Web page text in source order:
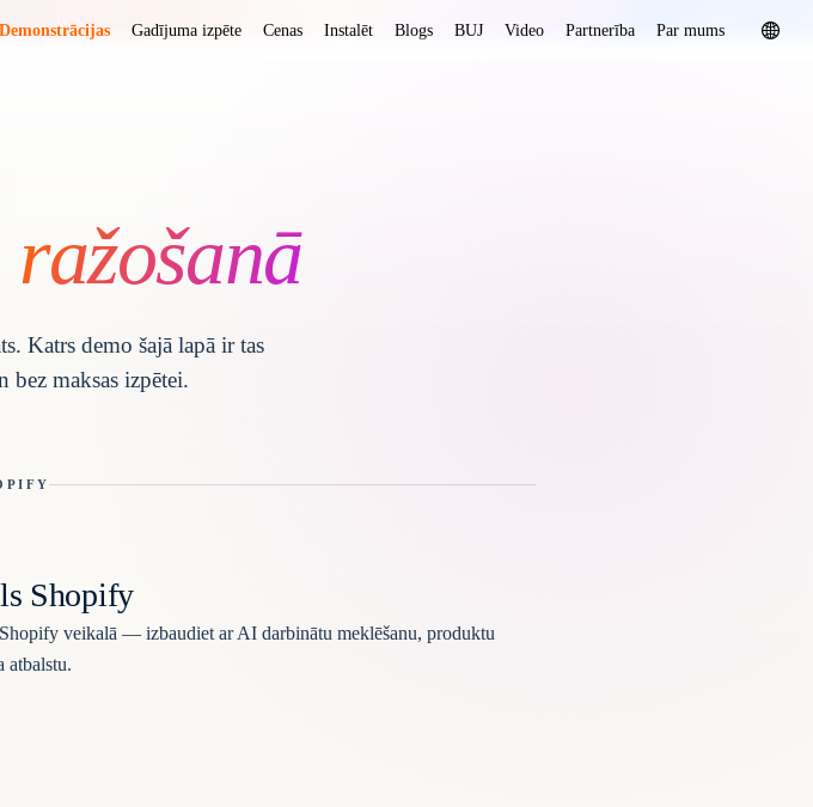
Demonstrācijas Gadījuma izpēte Cenas Instalēt Blogs BUJ Video Partnerība Par mums
ražošanā
Katrs demo šajā lapā ir tas
bez maksas izpētei.
Shopify
veikalā — izbaudiet ar AI darbinātu meklēšanu, produktu
atbalstu.